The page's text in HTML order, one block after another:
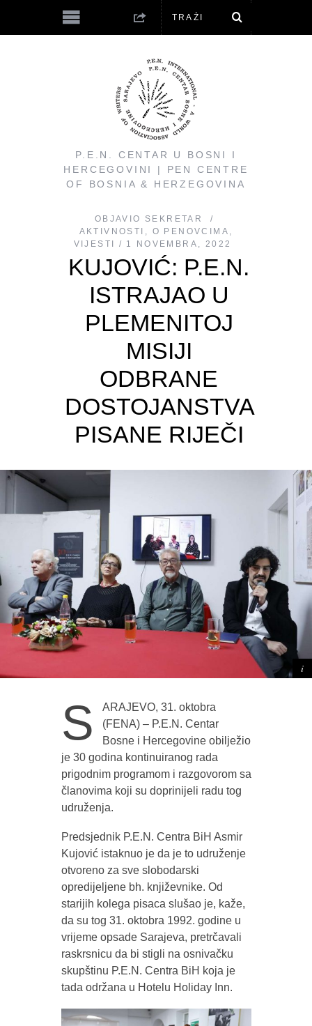
P.E.N. CENTAR U BOSNI I
HERCEGOVINI | PEN CENTRE
OF BOSNIA & HERZEGOVINA
OBJAVIO
SEKRETAR
AKTIVNOSTI , O PENOVCIMA ,
VIJESTI
1 NOVEMBRA, 2022
KUJOVIĆ: P.E.N.
ISTRAJAO U
PLEMENITOJ
MISIJI
ODBRANE
DOSTOJANSTVA
PISANE RIJEČI
S
ARAJEVO, 31. oktobra
(FENA) – P.E.N. Centar
Bosne i Hercegovine obilježio
je 30 godina kontinuiranog rada
prigodnim programom i razgovorom sa
članovima koji su doprinijeli radu tog
udruženja.
Predsjednik P.E.N. Centra BiH Asmir
Kujović istaknuo je da je to udruženje
otvoreno za sve slobodarski
opredijeljene bh. književnike. Od
starijih kolega pisaca slušao je, kaže,
da su tog 31. oktobra 1992. godine u
vrijeme opsade Sarajeva, pretrčavali
raskrsnicu da bi stigli na osnivačku
skupštinu P.E.N. Centra BiH koja je
tada održana u Hotelu Holiday Inn.